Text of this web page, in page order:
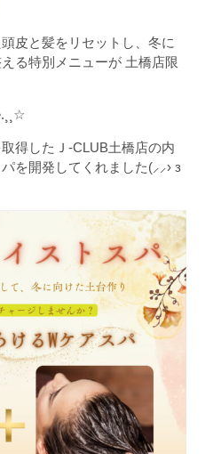
皮と髪をリセットし、冬に
る特別メニューが 土橋店限
得したＪ-CLUB土橋店の内
を開発してくれました‪(⸝⸝› з